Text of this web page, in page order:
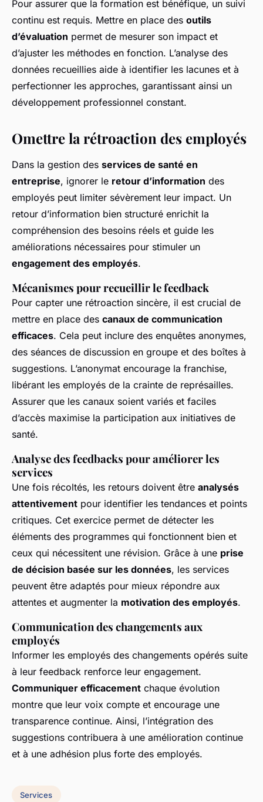
Pour assurer que la formation est bénéfique, un suivi
continu est requis. Mettre en place des outils
d’évaluation permet de mesurer son impact et
d’ajuster les méthodes en fonction. L’analyse des
données recueillies aide à identifier les lacunes et à
perfectionner les approches, garantissant ainsi un
développement professionnel constant.
Omettre la rétroaction des employés
Dans la gestion des services de santé en
entreprise, ignorer le retour d’information des
employés peut limiter sévèrement leur impact. Un
retour d’information bien structuré enrichit la
compréhension des besoins réels et guide les
améliorations nécessaires pour stimuler un
engagement des employés.
Mécanismes pour recueillir le feedback
Pour capter une rétroaction sincère, il est crucial de
mettre en place des canaux de communication
efficaces. Cela peut inclure des enquêtes anonymes,
des séances de discussion en groupe et des boîtes à
suggestions. L’anonymat encourage la franchise,
libérant les employés de la crainte de représailles.
Assurer que les canaux soient variés et faciles
d’accès maximise la participation aux initiatives de
santé.
Analyse des feedbacks pour améliorer les
services
Une fois récoltés, les retours doivent être analysés
attentivement pour identifier les tendances et points
critiques. Cet exercice permet de détecter les
éléments des programmes qui fonctionnent bien et
ceux qui nécessitent une révision. Grâce à une prise
de décision basée sur les données, les services
peuvent être adaptés pour mieux répondre aux
attentes et augmenter la motivation des employés.
Communication des changements aux
employés
Informer les employés des changements opérés suite
à leur feedback renforce leur engagement.
Communiquer efficacement chaque évolution
montre que leur voix compte et encourage une
transparence continue. Ainsi, l’intégration des
suggestions contribuera à une amélioration continue
et à une adhésion plus forte des employés.
Services